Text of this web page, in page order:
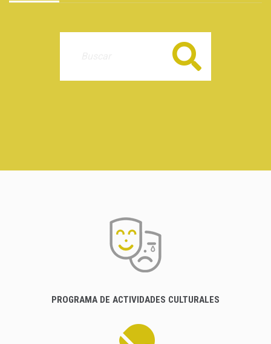
Buscar
PROGRAMA DE ACTIVIDADES CULTURALES